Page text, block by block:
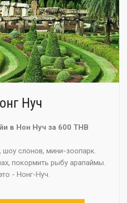
Нуч
в Нон Нуч за 600 THB
шоу слонов, мини-зоопарк.
покормить рыбу арапаймы.
- Нонг-Нуч.